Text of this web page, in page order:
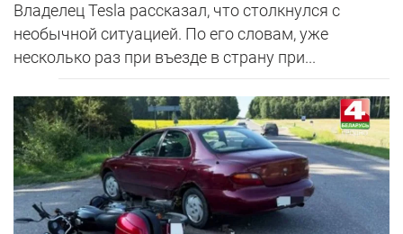
Владелец Tesla рассказал, что столкнулся с
необычной ситуацией. По его словам, уже
несколько раз при въезде в страну при...